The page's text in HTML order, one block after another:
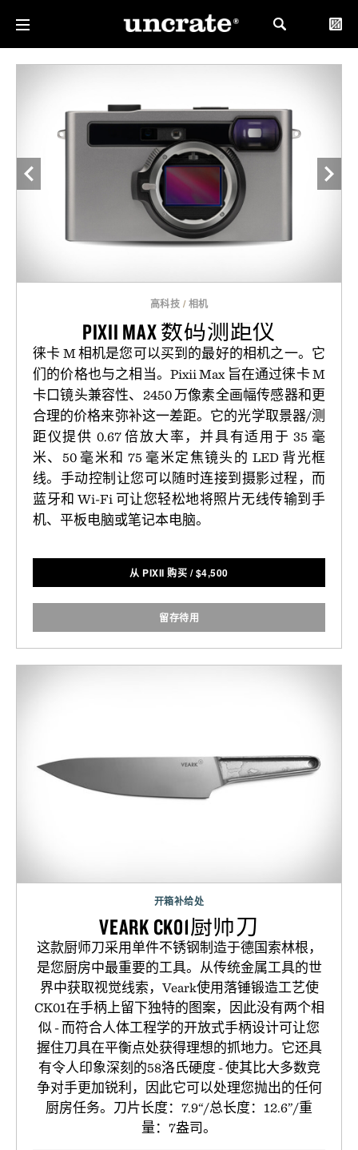
高科技 / 相机
PIXII MAX 数码测距仪
徕卡 M 相机是您可以买到的最好的相机之一。它
们的价格也与之相当。Pixii Max 旨在通过徕卡 M
卡口镜头兼容性、2450 万像素全画幅传感器和更
合理的价格来弥补这一差距。它的光学取景器/测
距仪提供 0.67 倍放大率，并具有适用于 35 毫
米、50 毫米和 75 毫米定焦镜头的 LED 背光框
线。手动控制让您可以随时连接到摄影过程，而
蓝牙和 Wi-Fi 可让您轻松地将照片无线传输到手
机、平板电脑或笔记本电脑。
从 PIXII 购买 /$4,500
留存待用
开箱补给处
VEARK CK01厨师刀
这款厨师刀采用单件不锈钢制造于德国索林根，
是您厨房中最重要的工具。从传统金属工具的世
界中获取视觉线索，Veark使用落锤锻造工艺使
CK01在手柄上留下独特的图案，因此没有两个相
似 - 而符合人体工程学的开放式手柄设计可让您
握住刀具在平衡点处获得理想的抓地力。它还具
有令人印象深刻的58洛氏硬度 - 使其比大多数竞
争对手更加锐利，因此它可以处理您抛出的任何
厨房任务。刀片长度：7.9“/总长度：12.6”/重
量：7盎司。